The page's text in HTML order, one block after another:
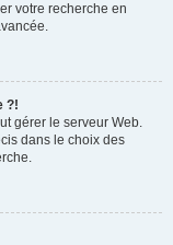
votre recherche en
?!
gérer le serveur Web.
dans le choix des